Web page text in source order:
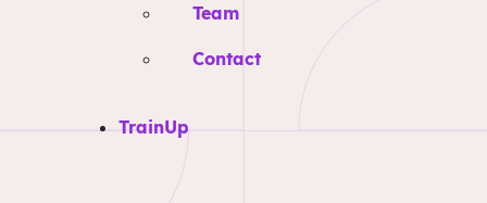
Team
Contact
TrainUp